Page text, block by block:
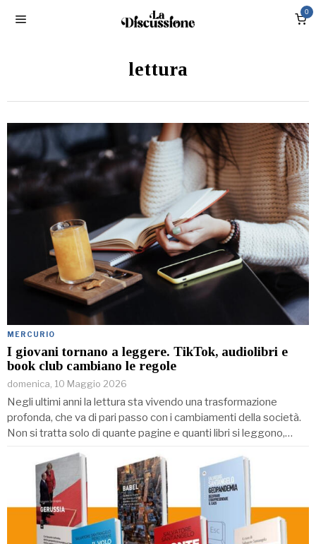
0
lettura
MERCURIO
I giovani tornano a leggere. TikTok, audiolibri e
book club cambiano le regole
domenica, 10 Maggio 2026
Negli ultimi anni la lettura sta vivendo una trasformazione
profonda, che va di pari passo con i cambiamenti della società.
Non si tratta solo di quante pagine e quanti libri si leggono,…